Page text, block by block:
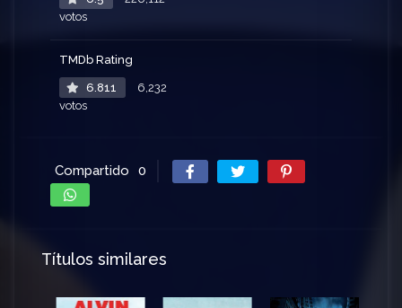
votos
TMDb Rating
6.811
6,232
votos
Compartido 0
Títulos similares